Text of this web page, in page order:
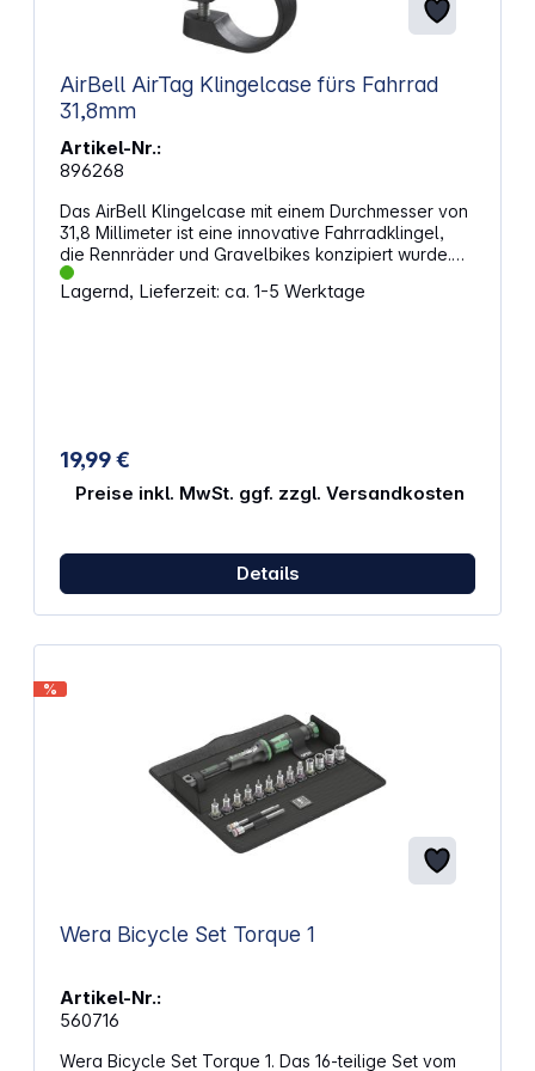
AirBell AirTag Klingelcase fürs Fahrrad
31,8mm
Artikel-Nr.:
896268
Das AirBell Klingelcase mit einem Durchmesser von
31,8 Millimeter ist eine innovative Fahrradklingel,
die Rennräder und Gravelbikes konzipiert wurde.
Sie ermöglicht es, Fahrräder einfach und sicher
wiederzufinden, indem ein Apple AirTag in die
von über 85 Dezibel erzeugen kann. • Innovative
Fahrradklingel für Rennräder und Gravelbikes (31,8
Millimeter)• Integrierte Halterung für Apple AirTag
85 Dezibel (E-Bikes geeignet)• Hergestellt aus
robusten, glasfaserverstärkten Nylon• Hinweis:
Lieferumfang beinhaltet kein Apple AirTag.
Lagernd, Lieferzeit: ca. 1-5 Werktage
19,99 €
Preise inkl. MwSt. ggf. zzgl. Versandkosten
Details
%
Wera Bicycle Set Torque 1
Artikel-Nr.:
560716
Wera Bicycle Set Torque 1. Das 16-teilige Set vom